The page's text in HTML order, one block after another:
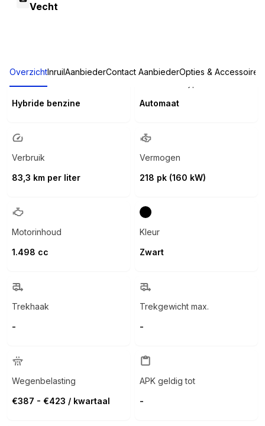
Vecht
OverzichtInruil AanbiederContact AanbiederOpties & Accessoires
Hybride benzine
Automaat
Verbruik
83,3 km per liter
Vermogen
218 pk (160 kW)
Motorinhoud
1.498 cc
Kleur
Zwart
Trekhaak
-
Trekgewicht max.
-
Wegenbelasting
€387 - €423 / kwartaal
APK geldig tot
-